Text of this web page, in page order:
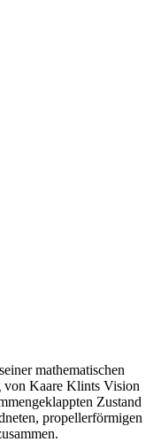
mathematischen
von Kaare Klints Vision
Zustand
propellerförmigen